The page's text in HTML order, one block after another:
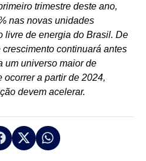
trimestre deste ano,
nas novas unidades
livre de energia do Brasil. De
crescimento continuará antes
um universo maior de
a partir de 2024,
devem acelerar.